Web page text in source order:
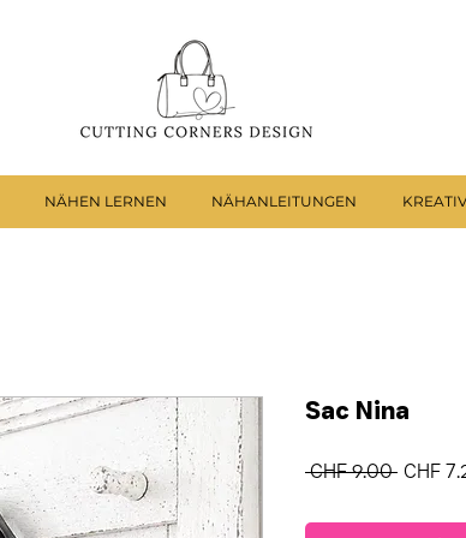
NÄHEN LERNEN NÄHANLEITUNGEN
Sac Nina
CHF 9.00 CHF